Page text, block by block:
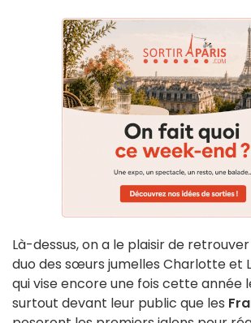
Là-dessus, on a le plaisir de
duo des sœurs jumelles Charlotte et
qui vise encore une fois cette année
surtout devant leur public que les